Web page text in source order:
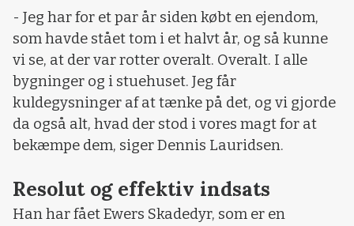
- Jeg har for et par år siden købt en ejendom,
som havde stået tom i et halvt år, og så kunne
vi se, at der var rotter overalt. Overalt. I alle
bygninger og i stuehuset. Jeg får
kuldegysninger af at tænke på det, og vi gjorde
da også alt, hvad der stod i vores magt for at
bekæmpe dem, siger Dennis Lauridsen.
Resolut og effektiv indsats
Han har fået Ewers Skadedyr, som er en